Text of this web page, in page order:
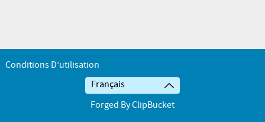
Conditions D’utilisation
Français
Forged By ClipBucket